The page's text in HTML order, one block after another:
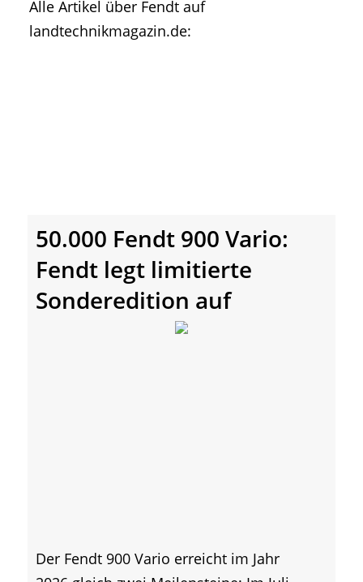
• Geschichte und Geschichten
• Messen und Veranstaltungen
Alle Artikel über Fendt auf
landtechnikmagazin.de:
50.000 Fendt 900 Vario:
Fendt legt limitierte
Sonderedition auf
Der Fendt 900 Vario erreicht im Jahr